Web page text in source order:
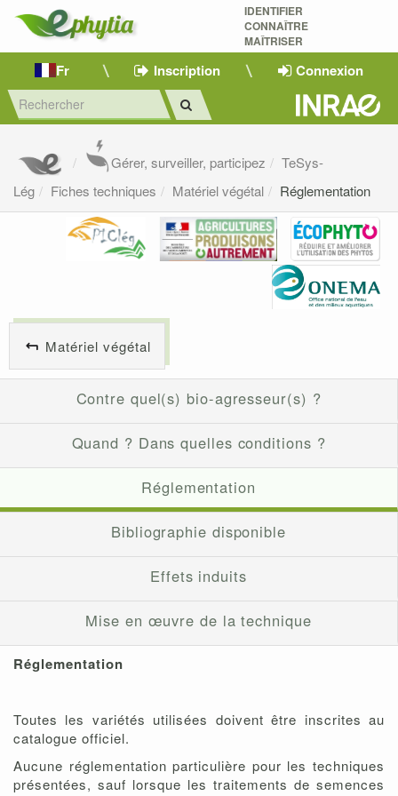
IDENTIFIER
CONNAÎTRE
MAÎTRISER
Fr Inscription Connexion
Gérer, surveiller, participez
TeSys-
Lég
Fiches techniques Matériel végétal Réglementation
Matériel végétal
Contre quel(s) bio-agresseur(s) ?
Quand ? Dans quelles conditions ?
Réglementation
Bibliographie disponible
Effets induits
Mise en œuvre de la technique
Réglementation
Toutes les variétés utilisées doivent être inscrites au
catalogue officiel.
Aucune réglementation particulière pour les techniques
présentées, sauf lorsque les traitements de semences